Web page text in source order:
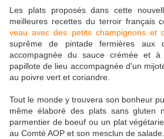
Les plats proposés dans cette
meilleures recettes du terroir français
veau avec des petits champignons et
suprême de pintade fermières aux
accompagnée du sauce crémée et
papillote de lieu accompagnée d'un
au poivre vert et coriandre.
Tout le monde y trouvera son bonheur
même élaboré des plats sans gluten
parmentier de boeuf ou un plat
au Comté AOP et son mesclun de salade.